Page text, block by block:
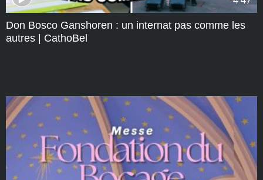
Don Bosco Ganshoren : un internat pas comme les
autres | CathoBel